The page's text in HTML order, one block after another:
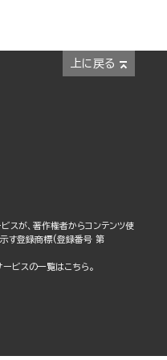
上に戻る
スが、著作権者からコンテンツ使
す登録商標(登録番号 第
ビスの一覧はこちら。